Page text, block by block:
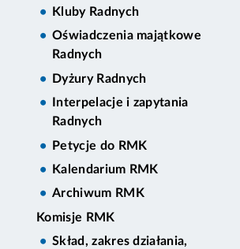
Kluby Radnych
Oświadczenia majątkowe
Radnych
Dyżury Radnych
Interpelacje i zapytania
Radnych
Petycje do RMK
Kalendarium RMK
Archiwum RMK
Komisje RMK
Skład, zakres działania,